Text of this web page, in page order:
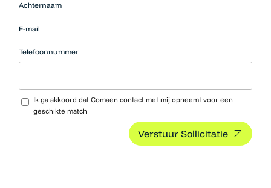
Achternaam
E-mail
Telefoonnummer
Ik ga akkoord dat Comaen contact met mij opneemt voor een
geschikte match
werk
neerzetten.